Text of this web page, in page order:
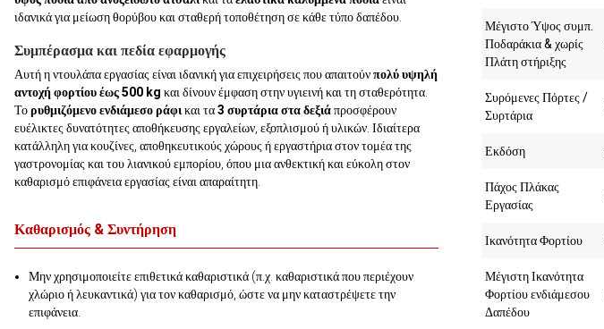
ιδανικά για μείωση θορύβου και σταθερή τοποθέτηση σε κάθε τύπο δαπέδου.
Συμπέρασμα και πεδία εφαρμογής
Αυτή η ντουλάπα εργασίας είναι ιδανική για επιχειρήσεις που απαιτούνπολύ υψηλή
αντοχή φορτίου έως 500 kg και δίνουν έμφαση στην υγιεινή και τη σταθερότητα.
Τορυθμιζόμενο ενδιάμεσο ράφικαι τα3 συρτάρια στα δεξιάπροσφέρουν
ευέλικτες δυνατότητες αποθήκευσης εργαλείων, εξοπλισμού ή υλικών. Ιδιαίτερα
κατάλληλη για κουζίνες, αποθηκευτικούς χώρους ή εργαστήρια στον τομέα της
γαστρονομίας και του λιανικού εμπορίου, όπου μια ανθεκτική και εύκολη στον
καθαρισμό επιφάνεια εργασίας είναι απαραίτητη.
Καθαρισμός & Συντήρηση
Μην χρησιμοποιείτε επιθετικά καθαριστικά (π.χ. καθαριστικά που περιέχουν
χλώριο ή λευκαντικά) για τον καθαρισμό, ώστε να μην καταστρέψετε την
επιφάνεια.
Μέγιστο Ύψος συμπ.
Ποδαράκια & χωρίς
Πλάτη στήριξης
Συρόμενες Πόρτες /
Συρτάρια
Εκδόση
Πάχος Πλάκας
Εργασίας
Ικανότητα Φορτίου
Μέγιστη Ικανότητα
Φορτίου ενδιάμεσου
Δαπέδου